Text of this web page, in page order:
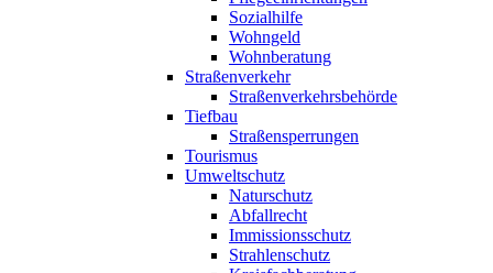
Sozialhilfe
Wohngeld
Wohnberatung
Straßenverkehr
Straßenverkehrsbehörde
Tiefbau
Straßensperrungen
Tourismus
Umweltschutz
Naturschutz
Abfallrecht
Immissionsschutz
Strahlenschutz